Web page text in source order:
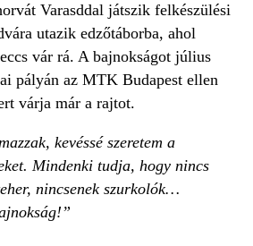
Varasddal játszik felkészülési
utazik edzőtáborba, ahol
vár rá. A bajnokságot július
pályán az MTK Budapest ellen
várja már a rajtot.
kevéssé szeretem a
Mindenki tudja, hogy nincs
nincsenek szurkolók…